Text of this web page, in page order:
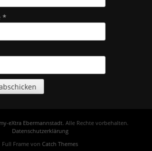
*
eXtra Ebermannstadt. Alle Rechte vorbehalten.
Datenschutzerklärung
Full Frame von Catch Themes